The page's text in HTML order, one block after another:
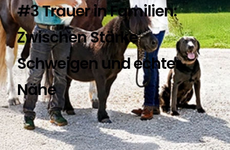
#3 Trauer in Familien:
Zwischen Stärke
Schweigen und echter
Nähe